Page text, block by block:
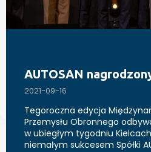
AUTOSAN
2021-09-16
Tegoroczna edycja
Przemysłu Obronnego
w ubiegłym tygodniu
niemałym sukcesem Spółki